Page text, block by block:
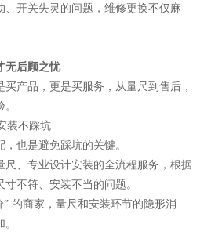
、开关失灵的问题，维修更换不仅麻
无后顾之忧
产品，更是买服务，从量尺到售后，
装不踩坑
也是避免踩坑的关键。
尺、专业设计安装的全流程服务，根据
不符、安装不当的问题。
的商家，量尺和安装环节的隐形消